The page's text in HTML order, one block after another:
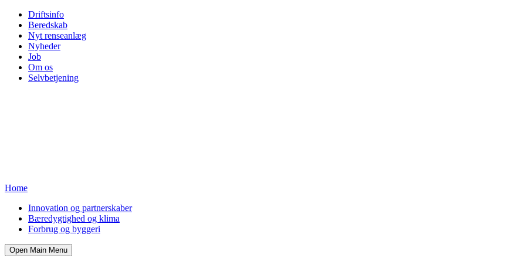
Driftsinfo
Beredskab
Nyt renseanlæg
Nyheder
Job
Om os
Selvbetjening
Home
Innovation og partnerskaber
Bæredygtighed og klima
Forbrug og byggeri
Open Main Menu